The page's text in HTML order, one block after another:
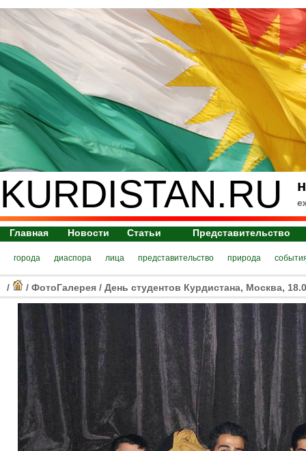
KURDISTAN.RU
Главная Новости Статьи Представительство
города диаспора лица представительство природа
/ / ФотоГалерея / День студентов Курдистана, Москва,